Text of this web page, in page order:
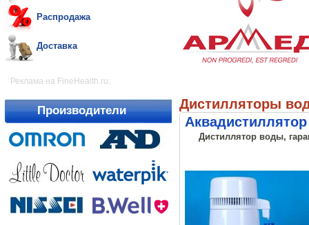
Распродажа
Доставка
Реклама на FineHealth.ru:
Производители
Дистилляторы
Дистиллятор воды,